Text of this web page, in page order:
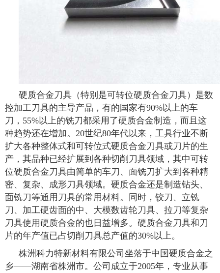
硬质合金刀具（特别是可转位硬质合金刀具）是数
控加工刀具的主导产品，有的国家有90%以上的车
刀，55%以上的铣刀都采用了硬质合金制造，而且这
种趋势还在增加。20世纪80年代以来，工具行业不断
扩大各种整体式和可转位式硬质合金刀具或刀片的生
产，其品种已经扩展到各种切削刀具领域，其中可转
位硬质合金刀具由简单的车刀、面铣刀扩大到各种精
密、复杂、成形刀具领域。硬质合金还是制造钻头、
面铣刀等通用刀具的常用材料。同时，铰刀、立铣
刀、加工硬齿面的中、大模数齿轮刀具、拉刀等复杂
刀具使用硬质合金的也日益增多。硬质合金刀具和刀
片的年产值已占切削刀具总产值的30%以上。
株洲科力特新材料有限公司坐落于中国硬质合金之
乡——湖南省株洲市。公司成立于2005年，专业从事